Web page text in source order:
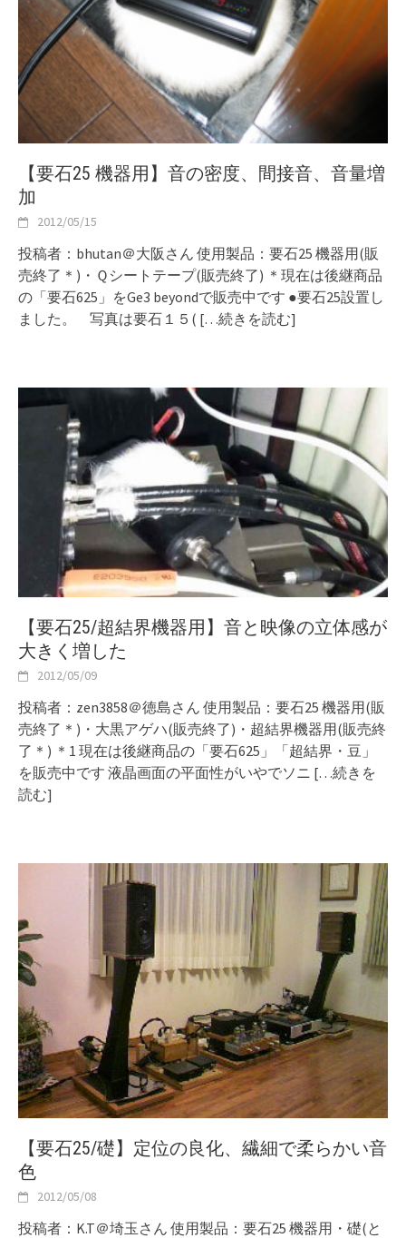
【要石25 機器用】音の密度、間接音、音量増
加
2012/05/15
投稿者：bhutan＠大阪さん 使用製品：要石25 機器用(販
売終了＊)・Ｑシートテープ(販売終了) ＊現在は後継商品
の「要石625」をGe3 beyondで販売中です ●要石25設置し
ました。 写真は要石１５( […続きを読む]
【要石25/超結界機器用】音と映像の立体感が
大きく増した
2012/05/09
投稿者：zen3858＠徳島さん 使用製品：要石25 機器用(販
売終了＊)・大黒アゲハ(販売終了)・超結界機器用(販売終
了＊) ＊1 現在は後継商品の「要石625」「超結界・豆」
を販売中です 液晶画面の平面性がいやでソニ […続きを
読む]
【要石25/礎】定位の良化、繊細で柔らかい音
色
2012/05/08
投稿者：K.T＠埼玉さん 使用製品：要石25 機器用・礎(と